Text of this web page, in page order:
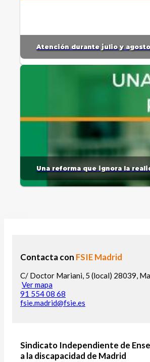
Atención durante julio y agosto
Una reforma que ignora la
Contacta con FSIE Madrid
C/ Doctor Mariani, 5 (local) 28039,
Ver mapa
91 554 08 68
fsie.madrid@fsie.es
Sindicato Independiente de
a la discapacidad de Madrid